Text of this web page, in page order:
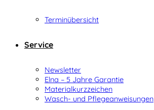
Terminübersicht
Service
Newsletter
Elna – 5 Jahre Garantie
Materialkurzzeichen
Wasch- und Pflegeanweisungen